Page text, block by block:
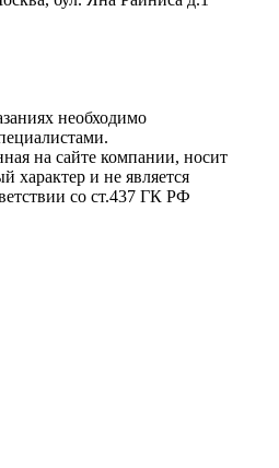
необходимо
на сайте компании, носит
характер и не является
со ст.437 ГК РФ